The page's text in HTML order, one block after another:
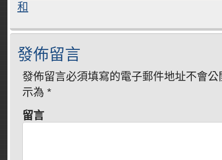
和
發佈留言
發佈留言必須填寫的電子郵件地址不會公
示為 *
留言